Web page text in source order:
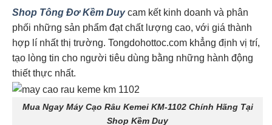
Shop Tông Đơ Kềm Duycam kết kinh doanh và phân
phối những sản phẩm đạt chất lượng cao, với giá thành
hợp lí nhất thị trường. Tongdohottoc.com khẳng định vị trí,
tạo lòng tin cho người tiêu dùng bằng những hành động
thiết thực nhất.
Mua Ngay Máy Cạo Râu Kemei KM-1102 Chính Hãng Tại
Shop Kềm Duy